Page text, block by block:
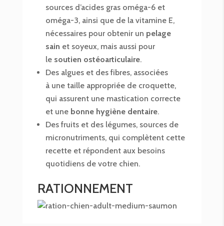
sources d’acides gras oméga-6 et
oméga-3, ainsi que de la vitamine E,
nécessaires pour obtenir un pelage
sain et soyeux, mais aussi pour
le soutien ostéoarticulaire.
Des algues et des fibres, associées
à une taille appropriée de croquette,
qui assurent une mastication correcte
et une bonne hygiène dentaire.
Des fruits et des légumes, sources de
micronutriments, qui complètent cette
recette et répondent aux besoins
quotidiens de votre chien.
RATIONNEMENT